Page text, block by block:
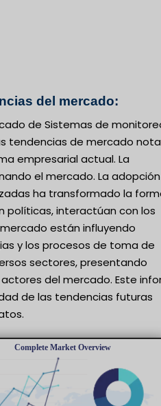
del mercado:
de Sistemas de
tendencias de mercado
empresarial actual. La
el mercado. La adopción
ha transformado la
políticas, interactúan con los
están influyendo
y los procesos de toma de
sectores, presentando
del mercado. Este
de las tendencias futuras